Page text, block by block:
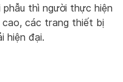
thì người thực hiện
các trang thiết bị
hiện đại.